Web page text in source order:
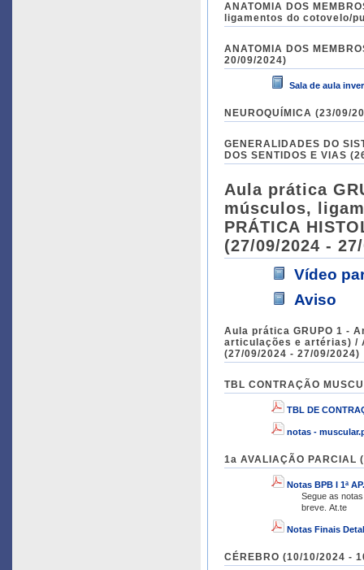
ANATOMIA DOS
ligamentos do cotovelo/
ANATOMIA DOS
20/09/2024)
Sala de aula
NEUROQUÍMICA (23/09/
GENERALIDADES DO
DOS SENTIDOS E VIAS
Aula prática
músculos,
PRÁTICA
(27/09/2024 -
Vídeo
Aviso
Aula prática GRUPO 1 -
articulações e artérias) /
(27/09/2024 - 27/09/2024)
TBL CONTRAÇÃO
TBL DE
notas -
1a AVALIAÇÃO PARCIAL
Notas BPB I 1ª
Segue as
breve. At.te
Notas Finais
CÉREBRO (10/10/2024 -